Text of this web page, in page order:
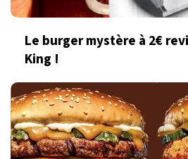
Le burger mystère à 2€
King !